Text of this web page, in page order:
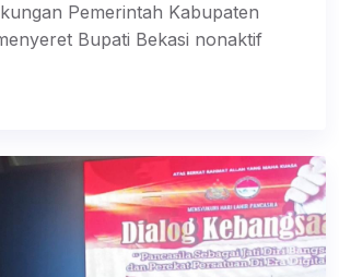
Pemerintah Kabupaten
Bupati Bekasi nonaktif